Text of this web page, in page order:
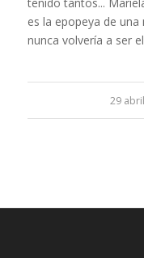
es la epopeya de
nunca volvería a ser
29 /